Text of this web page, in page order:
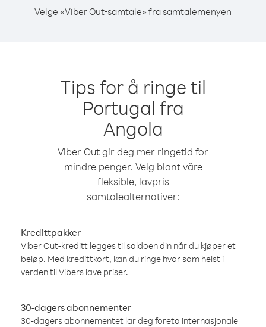
Velge «Viber Out-samtale» fra samtalemenyen
Tips for å ringe til
Portugal fra
Angola
Viber Out gir deg mer ringetid for
mindre penger. Velg blant våre
fleksible, lavpris
samtalealternativer:
Kredittpakker
Viber Out-kreditt legges til saldoen din når du kjøper et
beløp. Med kredittkort, kan du ringe hvor som helst i
verden til Vibers lave priser.
30-dagers abonnementer
30-dagers abonnementet lar deg foreta internasjonale